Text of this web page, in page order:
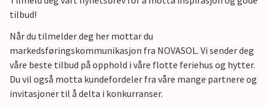
tilbud!
Når du tilmelder deg her mottar du
markedsføringskommunikasjon fra NOVASOL. Vi sender deg
våre beste tilbud på opphold i våre flotte feriehus og hytter.
Du vil også motta kundefordeler fra våre mange partnere og
invitasjoner til å delta i konkurranser.